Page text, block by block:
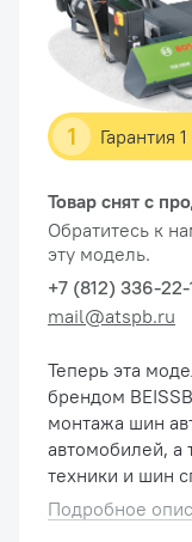
1 Гарантия
Теперь эта
брендом BEISSBARTH Для
монтажа шин
автомобилей, а
техники и шин
5320
до 1300 мм....
Подробное
Товар снят с
Обратитесь к
эту модель.
+7 (812) 336-22-
mail@atspb.ru